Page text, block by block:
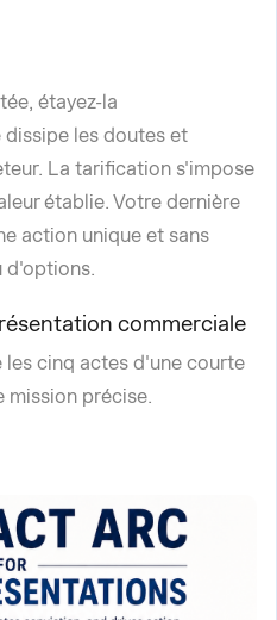
étayez-la
les doutes et
La tarification s'impose
établie. Votre dernière
action unique et sans
d'options.
commerciale
cinq actes d'une courte
mission précise.